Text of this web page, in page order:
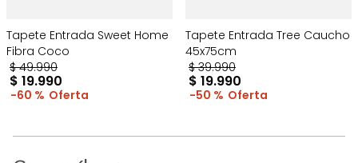
Tapete Entrada Sweet Home
Fibra Coco
$ 49.990
$ 19.990
60 %
Tapete Entrada Tree Caucho
45x75cm
$ 39.990
$ 19.990
50 %